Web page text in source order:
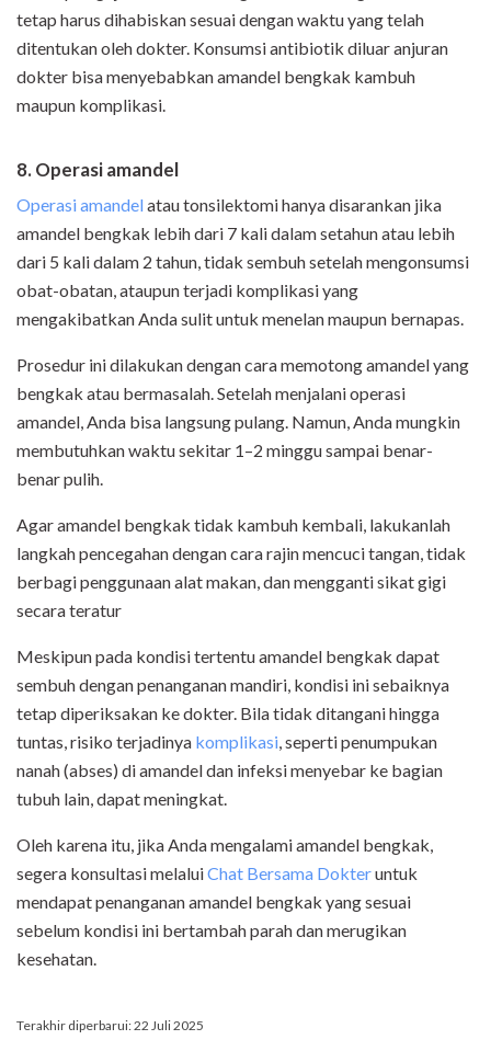
tetap harus dihabiskan sesuai dengan waktu yang telah
ditentukan oleh dokter. Konsumsi antibiotik diluar anjuran
dokter bisa menyebabkan amandel bengkak kambuh
maupun komplikasi.
8. Operasi amandel
Operasi amandelatau tonsilektomi hanya disarankan jika
amandel bengkak lebih dari 7 kali dalam setahun atau lebih
dari 5 kali dalam 2 tahun, tidak sembuh setelah mengonsumsi
obat-obatan, ataupun terjadi komplikasi yang
mengakibatkan Anda sulit untuk menelan maupun bernapas.
Prosedur ini dilakukan dengan cara memotong amandel yang
bengkak atau bermasalah. Setelah menjalani operasi
amandel, Anda bisa langsung pulang. Namun, Anda mungkin
membutuhkan waktu sekitar 1–2 minggu sampai benar-
benar pulih.
Agar amandel bengkak tidak kambuh kembali, lakukanlah
langkah pencegahan dengan cara rajin mencuci tangan, tidak
berbagi penggunaan alat makan, dan mengganti sikat gigi
secara teratur
Meskipun pada kondisi tertentu amandel bengkak dapat
sembuh dengan penanganan mandiri, kondisi ini sebaiknya
tetap diperiksakan ke dokter. Bila tidak ditangani hingga
tuntas, risiko terjadinya komplikasi, seperti penumpukan
nanah (abses) di amandel dan infeksi menyebar ke bagian
tubuh lain, dapat meningkat.
Oleh karena itu, jika Anda mengalami amandel bengkak,
segera konsultasi melaluiChat Bersama Dokteruntuk
mendapat penanganan amandel bengkak yang sesuai
sebelum kondisi ini bertambah parah dan merugikan
kesehatan.
Terakhir diperbarui: 22 Juli 2025